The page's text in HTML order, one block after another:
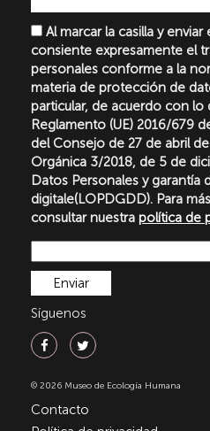
Al marcar la casilla y
consiente expresamente el
personales conforme a la
materia de protección de
particular, de acuerdo con lo
Reglamento (UE) 2016/679
del Consejo de 27 de abril
Orgánica 3/2018, de 5 de
Datos Personales y garantía
digitale(LOPDGDD). Para
consultar nuestra política de
Síguenos
© 2026 Museo de Ecología Humana
Contacto